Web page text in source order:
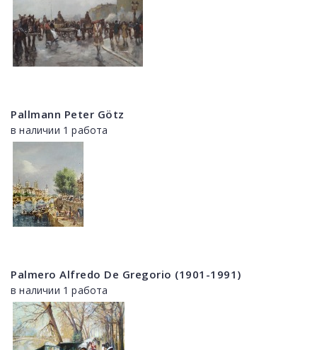
Pallmann Peter Götz
в наличии 1 работа
Palmero Alfredo De Gregorio (1901-1991)
в наличии 1 работа